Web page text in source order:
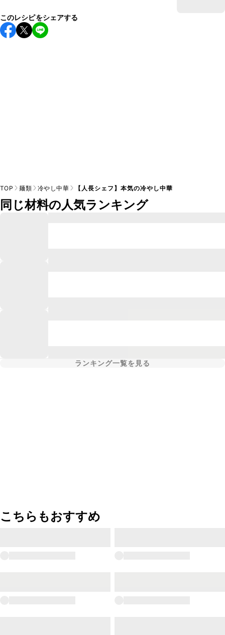
このレシピをシェアする
TOP 麺類 冷やし中華 【人長シェフ】本気の冷やし中華
同じ材料の人気ランキング
ランキング一覧を見る
こちらもおすすめ